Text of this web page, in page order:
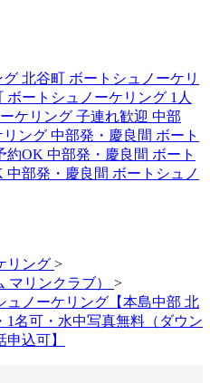
グ 北谷町 ボートシュノーケリ
ボートシュノーケリング 1人
ケリング 子連れ歓迎 中部
リング 中部発・慶良間 ボート
約OK 中部発・慶良間 ボート
中部発・慶良間 ボートシュノ
リング >
マリンクラブ） >
ュノーケリング【本島中部 北
1名可・水中写真無料（ダウン
込可】